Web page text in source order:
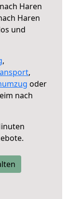
Haren
Haren
und
,
,
oder
nach